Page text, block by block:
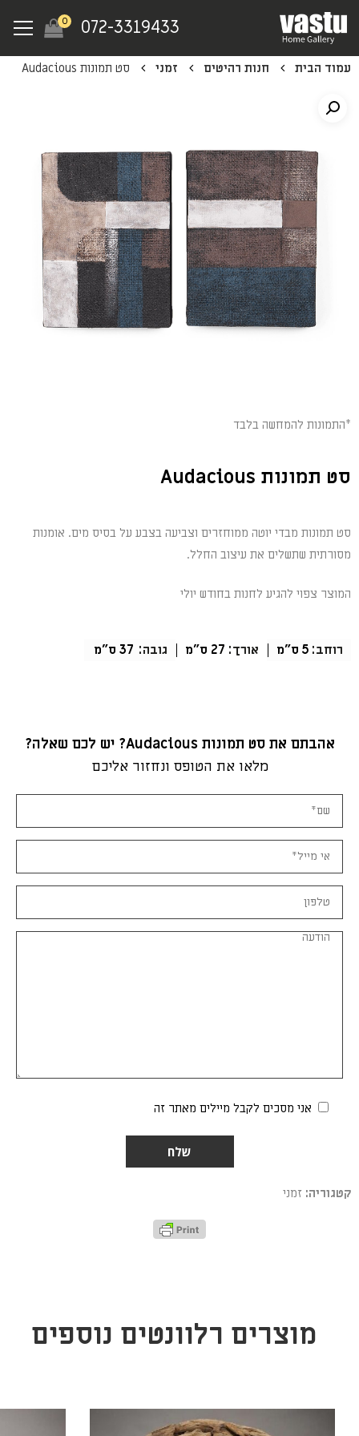
main
content
072-3319433
0
Menu
עמוד הבית חנות רהיטים זמני סט תמונות Audacious
*התמונות להמחשה בלבד
סט תמונות Audacious
סט תמונות מבדי יוטה ממוחזרים וצביעה בצבע על בסיס מים. אומנות
מסורתית שתשלים את עיצוב החלל.
המוצר צפוי להגיע לחנות בחודש יולי
רוחב: 5 ס"מ אורך: 27 ס"מ גובה: 37 ס"מ
אהבתם את סט תמונות Audacious? יש לכם שאלה?
מלאו את הטופס ונחזור אליכם
אני מסכים לקבל מיילים מאתר זה
קטגוריה: זמני
מוצרים רלוונטים נוספים